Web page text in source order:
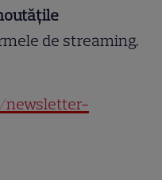
de streaming.
newsletter-